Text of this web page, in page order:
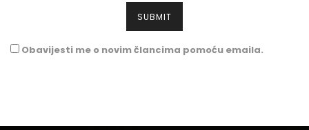
Obavijesti me o novim člancima pomoću emaila.